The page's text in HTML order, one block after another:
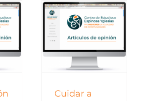
Cuidar a